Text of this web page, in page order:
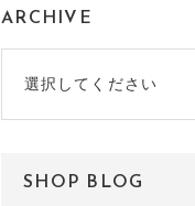
ARCHIVE
選択してください
SHOP BLOG